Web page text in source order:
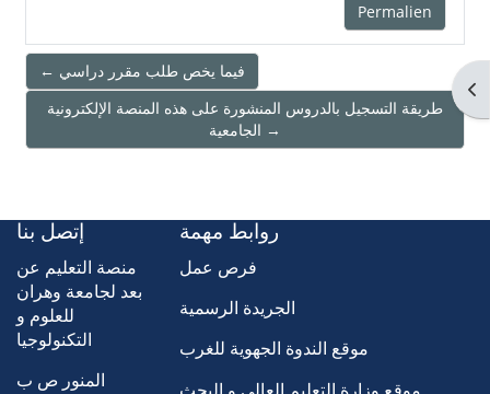
Permalien
← فيما يخص طلب مقرر دراسي
طريقة التسجيل بالدروس المنشورة على هذه المنصة الإلكترونية
الجامعية →
إتصل بنا
منصة التعليم عن
بعد لجامعة وهران
للعلوم و
التكنولوجيا
المنور ص ب
روابط مهمة
فرص عمل
الجريدة الرسمية
موقع الندوة الجهوية للغرب
موقع وزارة التعليم العالي و البحث